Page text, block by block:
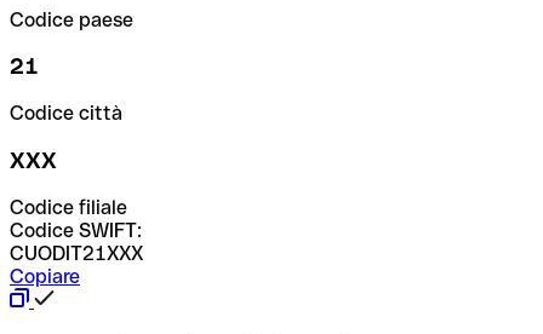
Codice paese
21
Codice città
XXX
Codice filiale
Codice SWIFT:
CUODIT21XXX
Copiare